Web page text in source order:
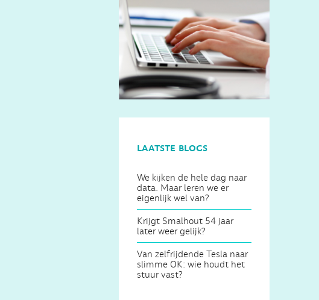
laatste blogs
We kijken de hele dag naar
data. Maar leren we er
eigenlijk wel van?
Krijgt Smalhout 54 jaar
later weer gelijk?
Van zelfrijdende Tesla naar
slimme OK: wie houdt het
stuur vast?